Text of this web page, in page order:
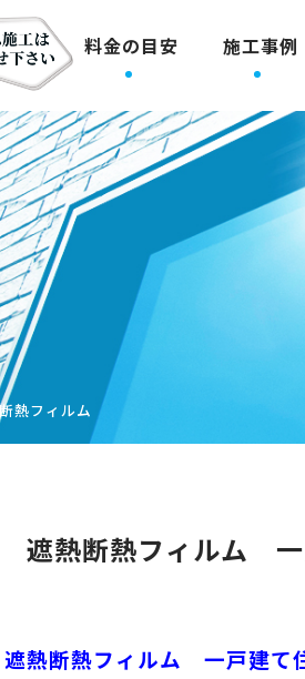
料金の目安 施工事例
熱フィルム
遮熱断熱フィルム 一
熱断熱フィルム 一戸建て